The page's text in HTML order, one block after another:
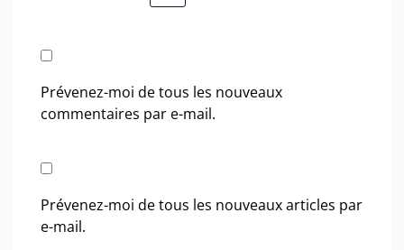
Prévenez-moi de tous les nouveaux
commentaires par e-mail.
Prévenez-moi de tous les nouveaux articles par
e-mail.